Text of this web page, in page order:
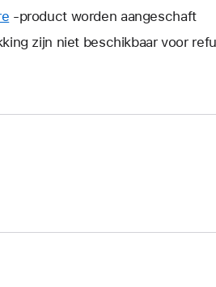
een
nieuw
Hierdoor
wordt
venster
-product worden aangeschaft
zijn niet beschikbaar voor